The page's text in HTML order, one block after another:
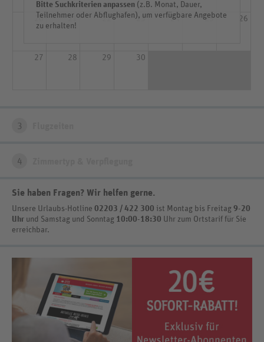
Bitte Suchkriterien anpassen (z.B. Monat, Dauer,
Teilnehmer oder Abflughafen), um verfügbare Angebote
zu erhalten!
20 21 22 23 24 25 26
27 28 29 30
3
4
Sie haben Fragen? Wir helfen gerne.
Unsere Urlaubs-Hotline 02203 / 422 300 ist Montag bis Freitag 9-20
Uhr und Samstag und Sonntag 10:00-18:30 Uhr zum Ortstarif für Sie
erreichbar.